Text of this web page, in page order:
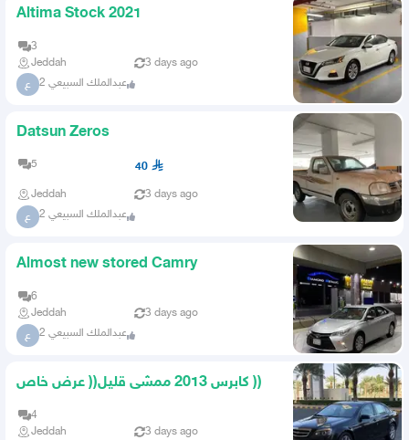
Altima Stock 2021
3
Jeddah
3 days ago
ع عبدالملك السبيعي 2
Datsun Zeros
5 40
Jeddah 3 days ago
ع عبدالملك السبيعي 2
Almost new stored Camry
6
Jeddah
3 days ago
ع عبدالملك السبيعي 2
كابرس 2013 ممشى قليل(( عرض خاص ))
4
Jeddah
3 days ago